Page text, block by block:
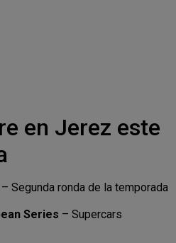
en Jerez este
– Segunda ronda de la temporada
Series – Supercars